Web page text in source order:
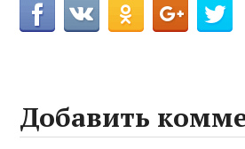
Добавить